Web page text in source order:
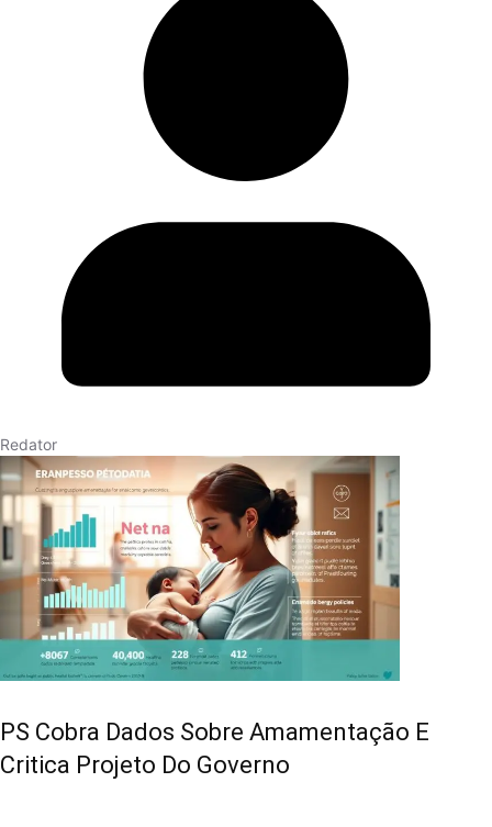
Redator
PS Cobra Dados Sobre Amamentação E
Critica Projeto Do Governo